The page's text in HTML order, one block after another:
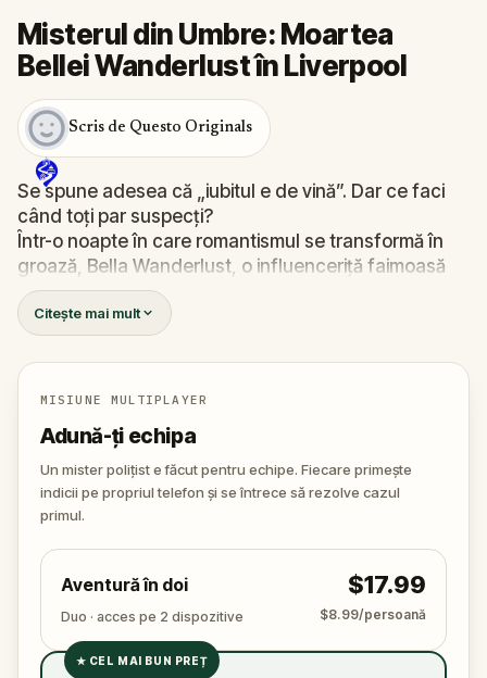
Misterul din Umbre: Moartea
Bellei Wanderlust în Liverpool
Scris de Questo Originals
Se spune adesea că „iubitul e de vină”. Dar ce faci
când toți par suspecți?
Într-o noapte în care romantismul se transformă în
groază, Bella Wanderlust, o influenceriță faimoasă
pentru aventurile ei prin lume, este găsită moartă în
mijlocul unui tur de fantome. Ghidul? Nimeni altul
decât Percy Shadows, un personaj la fel de teatral
pe cât e de enigmatic.
Cine e criminalul? Walter, iubitul gelos și imprevizibil?
poate o altă prezență, bine ascunsă în umbrele
orașului?
🔍 E timpul să intri în joc. Adună indicii, urmărește
fiecare gest, pune întrebările potrivite și leagă firele
vedere. Nu uita să ai la tine un pix și o foaie –
adevărul e în detalii.
Citește mai mult
MISIUNE MULTIPLAYER
Adună-ți echipa
Un mister polițist e făcut pentru echipe. Fiecare primește
indicii pe propriul telefon și se întrece să rezolve cazul
primul.
Aventură în doi
Duo · acces pe 2 dispozitive
$17.99
$8.99/persoană
✓ ★ CEL MAI BUN PREȚ